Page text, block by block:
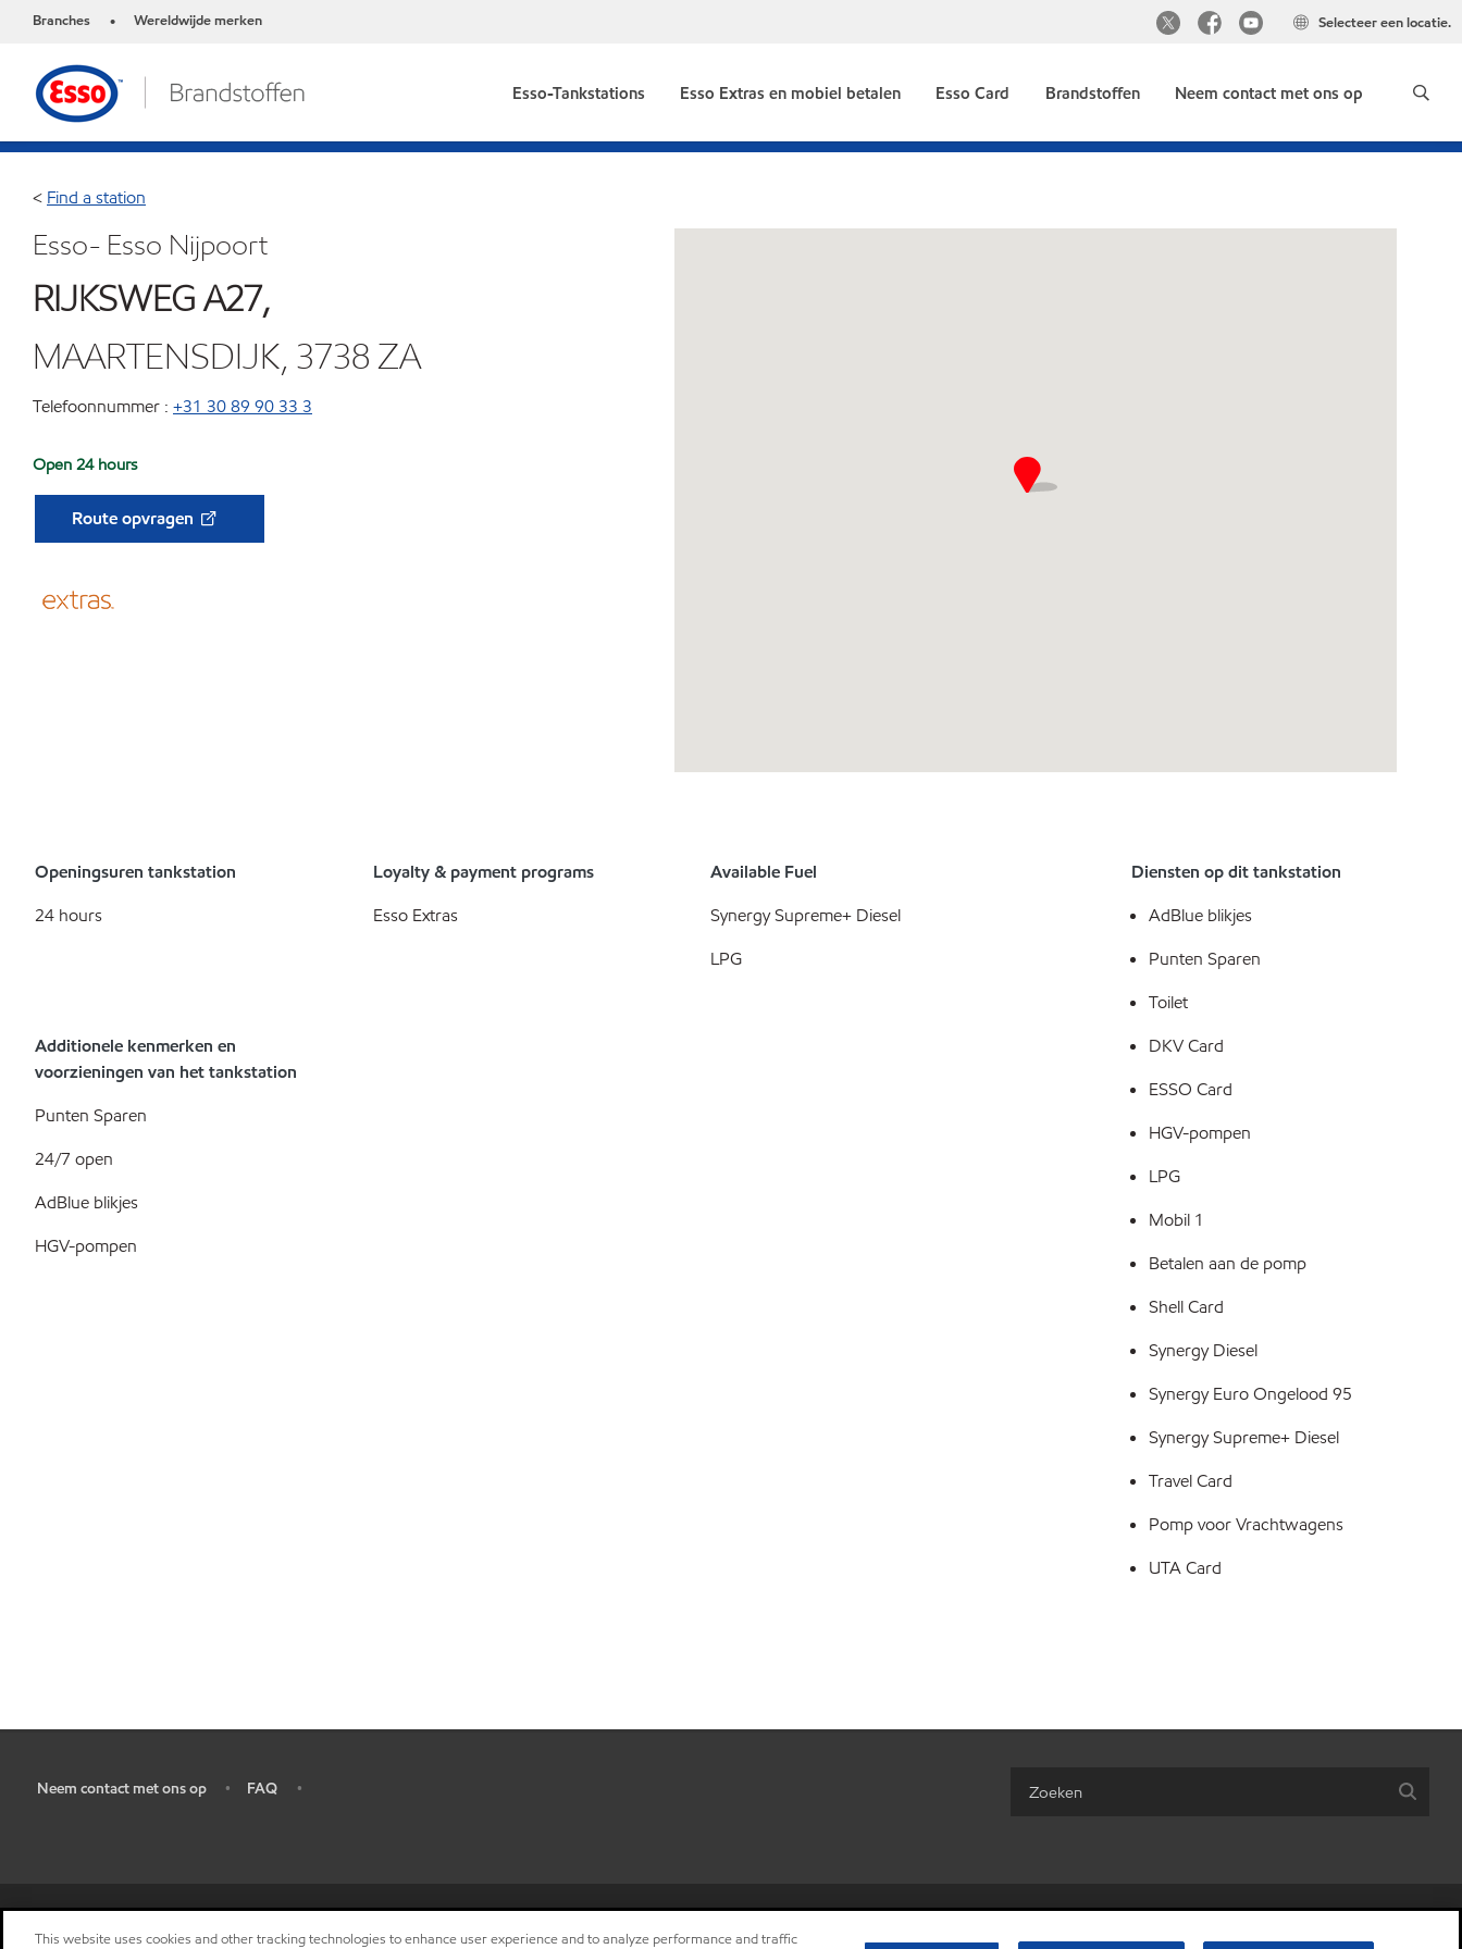
Branches • Wereldwijde merken Selecteer een locatie.
Esso-Tankstations Esso Extras en mobiel betalen Esso Card Brandstoffen Neem contact met ons op
< Find a station
Esso- Esso Nijpoort
RIJKSWEG A27,
MAARTENSDIJK, 3738 ZA
Telefoonnummer : +31 30 89 90 33 3
Open 24 hours
Route opvragen
Openingsuren tankstation
24 hours
Loyalty & payment programs
Esso Extras
Available Fuel
Synergy Supreme+ Diesel
LPG
Additionele kenmerken en
voorzieningen van het tankstation
Punten Sparen
24/7 open
AdBlue blikjes
HGV-pompen
Diensten op dit tankstation
AdBlue blikjes
Punten Sparen
Toilet
DKV Card
ESSO Card
HGV-pompen
LPG
Mobil 1
Betalen aan de pomp
Shell Card
Synergy Diesel
Synergy Euro Ongelood 95
Synergy Supreme+ Diesel
Travel Card
Pomp voor Vrachtwagens
UTA Card
Neem contact met ons op • FAQ •
• Privacy center (Do not sell or share my personal information)
This website uses cookies and other tracking technologies to enhance user experience and to analyze performance and traffic